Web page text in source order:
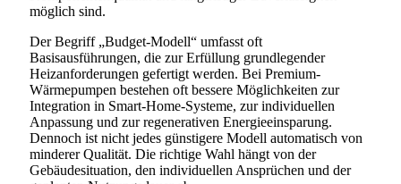
möglich sind.
Der Begriff „Budget-Modell“ umfasst oft
Basisausführungen, die zur Erfüllung grundlegender
Heizanforderungen gefertigt werden. Bei Premium-
Wärmepumpen bestehen oft bessere Möglichkeiten zur
Integration in Smart-Home-Systeme, zur individuellen
Anpassung und zur regenerativen Energieeinsparung.
Dennoch ist nicht jedes günstigere Modell automatisch von
minderer Qualität. Die richtige Wahl hängt von der
Gebäudesituation, den individuellen Ansprüchen und der